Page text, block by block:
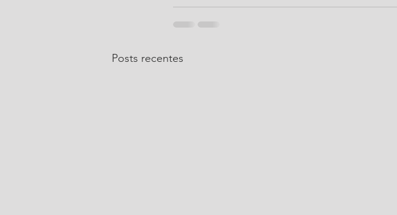
Posts recentes